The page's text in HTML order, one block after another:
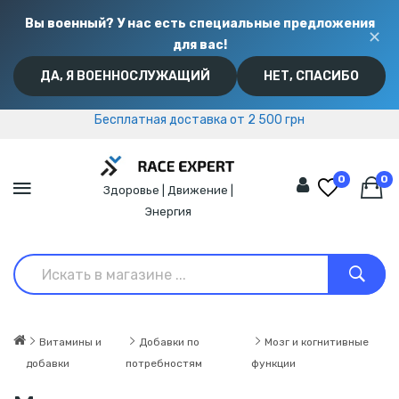
Вы военный? У нас есть специальные предложения
для вас!
ДА, Я ВОЕННОСЛУЖАЩИЙ НЕТ, СПАСИБО
✕
Бесплатная доставка от 2 500 грн
Бесплатная доставка от 2 500 грн
Здоровье | Движение |
Энергия
0 0
Витамины и
добавки
Добавки по
потребностям
Мозг и когнитивные
функции